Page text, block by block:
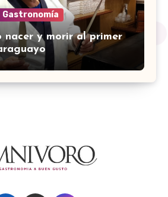
Gastronomía
nacer y morir al primer